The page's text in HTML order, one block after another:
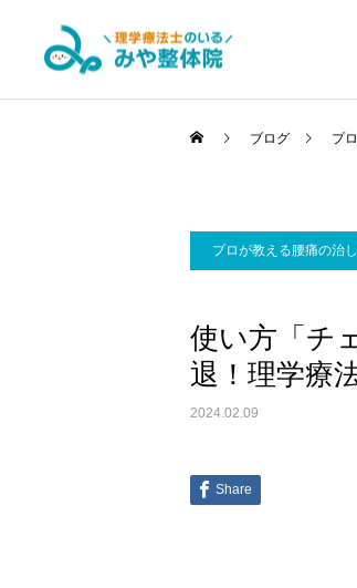
腰痛・
パーソ
グ
ブログ プ
プロが教える腰痛の治
使い方「チ
退！理学療
2024.02.09
Share